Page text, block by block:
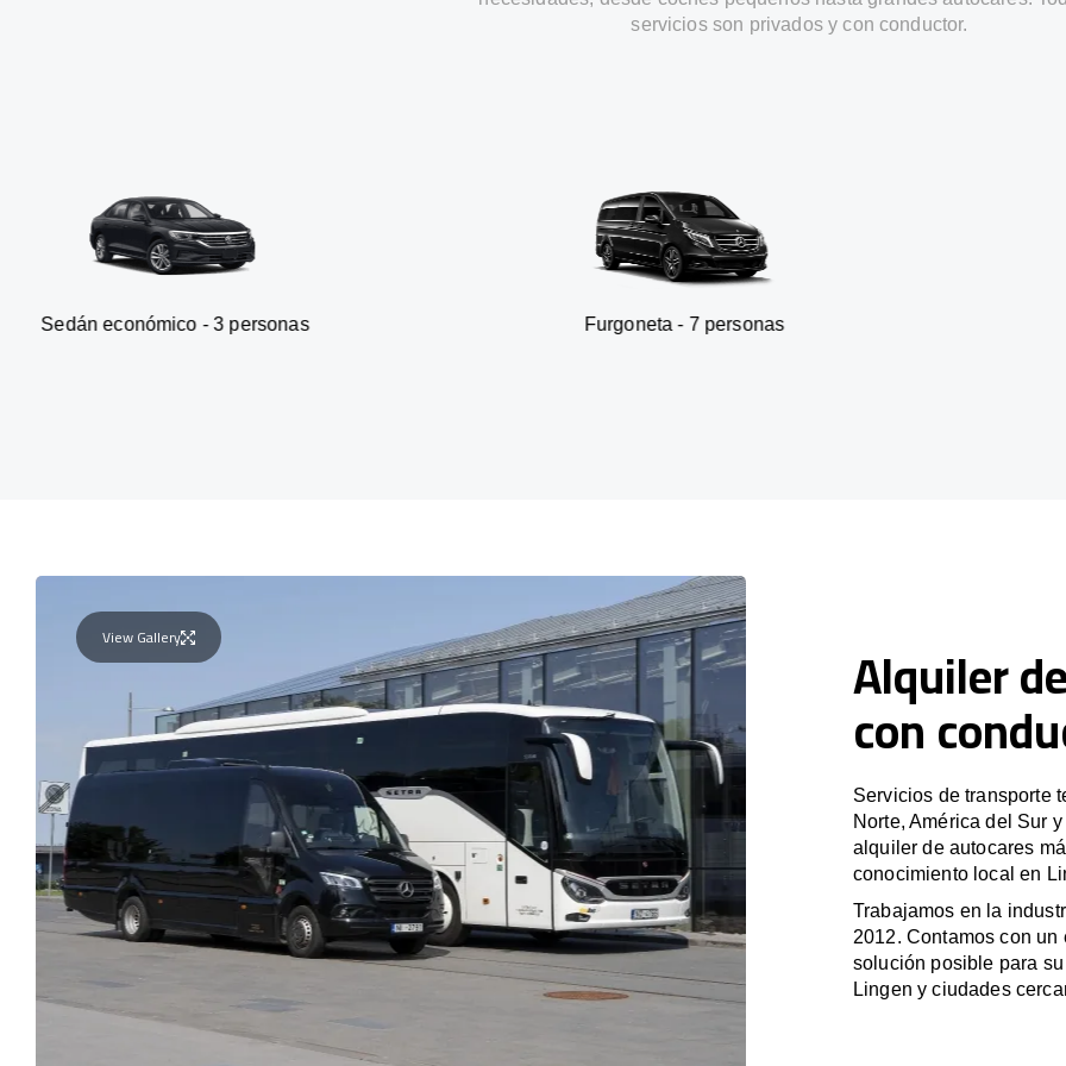
servicios son privados y con conductor.
- 3 personas Furgoneta - 7 personas SUV - 3
View Gallery Alquiler
con
Servicios de transporte
Norte, América del Sur
alquiler de autocares
conocimiento local en
Trabajamos en la
2012. Contamos con
solución posible para
Lingen y ciudades